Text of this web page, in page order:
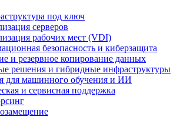
под ключ
серверов
рабочих мест (VDI)
безопасность и киберзащита
и резервное копирование данных
решения и гибридные инфраструктуры
для машинного обучения и ИИ
и сервисная поддержка